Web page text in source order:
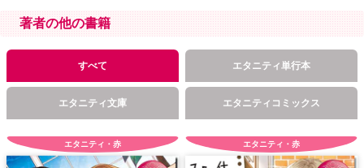
著者の他の書籍
すべて エタニティ単行本
エタニティ文庫 エタニティコミックス
エタニティ・赤 エタニティ・赤